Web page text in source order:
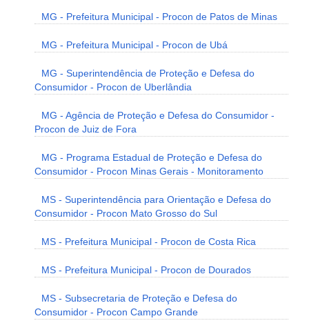
MG - Prefeitura Municipal - Procon de Patos de Minas
MG - Prefeitura Municipal - Procon de Ubá
MG - Superintendência de Proteção e Defesa do
Consumidor - Procon de Uberlândia
MG - Agência de Proteção e Defesa do Consumidor -
Procon de Juiz de Fora
MG - Programa Estadual de Proteção e Defesa do
Consumidor - Procon Minas Gerais - Monitoramento
MS - Superintendência para Orientação e Defesa do
Consumidor - Procon Mato Grosso do Sul
MS - Prefeitura Municipal - Procon de Costa Rica
MS - Prefeitura Municipal - Procon de Dourados
MS - Subsecretaria de Proteção e Defesa do
Consumidor - Procon Campo Grande